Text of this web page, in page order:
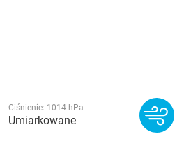
Ciśnienie: 1014 hPa
Umiarkowane